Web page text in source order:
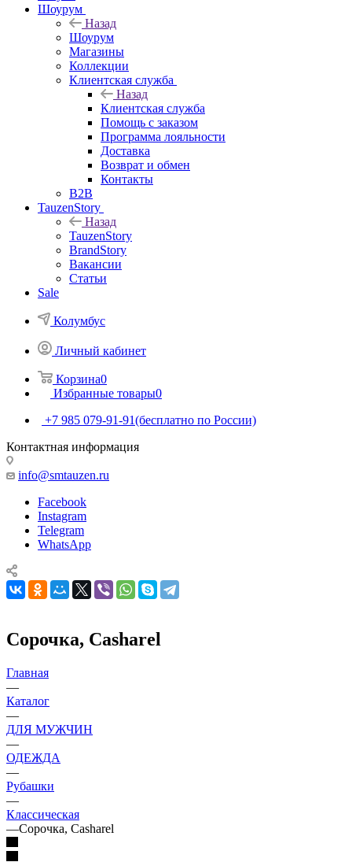
Шоурум
Назад
Шоурум
Магазины
Коллекции
Клиентская служба
Назад
Клиентская служба
Помощь с заказом
Программа лояльности
Доставка
Возврат и обмен
Контакты
B2B
TauzenStory
Назад
TauzenStory
BrandStory
Вакансии
Статьи
Sale
Колумбус
Личный кабинет
Корзина0
Избранные товары0
+7 985 079-91-91(бесплатно по России)
Контактная информация
info@smtauzen.ru
Facebook
Instagram
Telegram
WhatsApp
Сорочка, Casharel
Главная
—
Каталог
—
ДЛЯ МУЖЧИН
—
ОДЕЖДА
—
Рубашки
—
Классическая
—Сорочка, Casharel